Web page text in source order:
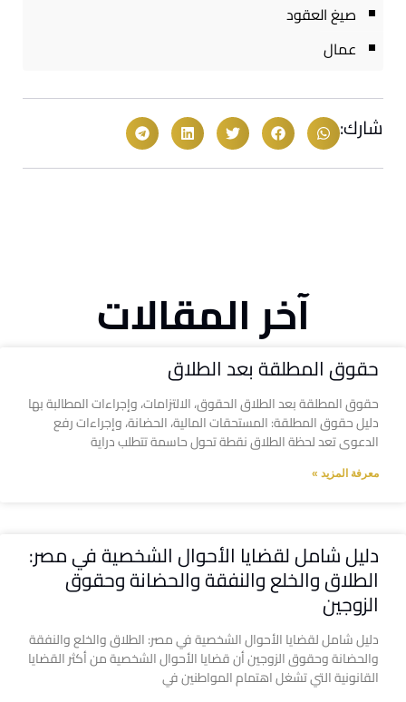
صيغ العقود
عمال
شارك:
آخر المقالات
حقوق المطلقة بعد الطلاق
حقوق المطلقة بعد الطلاق الحقوق، الالتزامات، وإجراءات المطالبة بها
دليل حقوق المطلقة: المستحقات المالية، الحضانة، وإجراءات رفع
الدعوى تعد لحظة الطلاق نقطة تحول حاسمة تتطلب دراية
معرفة المزيد »
دليل شامل لقضايا الأحوال الشخصية في مصر:
الطلاق والخلع والنفقة والحضانة وحقوق
الزوجين
دليل شامل لقضايا الأحوال الشخصية في مصر: الطلاق والخلع والنفقة
والحضانة وحقوق الزوجين أن قضايا الأحوال الشخصية من أكثر القضايا
القانونية التي تشغل اهتمام المواطنين في